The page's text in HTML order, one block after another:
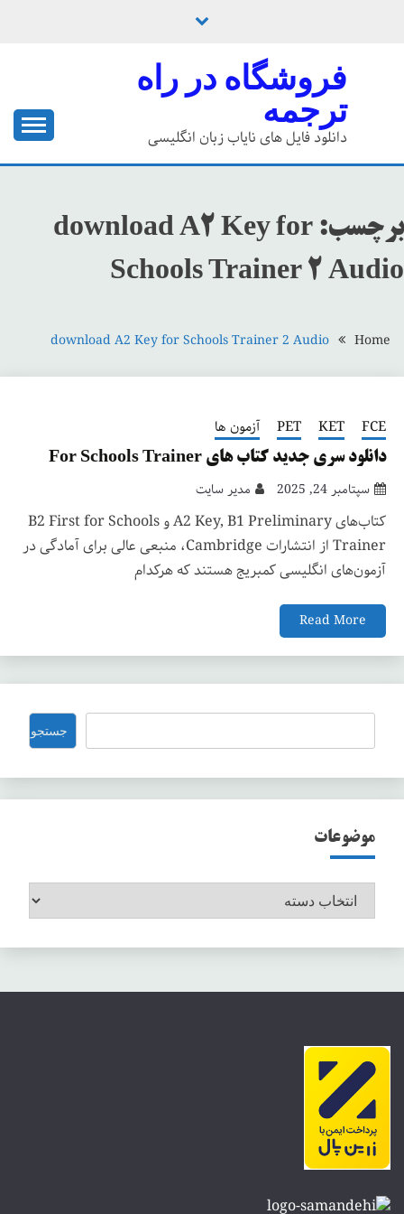
فروشگاه در راه
ترجمه
دانلود فایل های نایاب زبان انگلیسی
برچسب: download A2 Key for
Schools Trainer 2 Audio
Home
download A2 Key for Schools Trainer 2 Audio
FCE
KET
PET آزمون ها
دانلود سری جدید کتاب های For Schools Trainer
سپتامبر 24, 2025 مدیر سایت
کتاب‌های A2 Key, B1 Preliminary و B2 First for Schools
Trainer از انتشارات Cambridge، منبعی عالی برای آمادگی در
آزمون‌های انگلیسی کمبریج هستند که هرکدام
Read More
جستجو جستجو
موضوعات
موضوعات